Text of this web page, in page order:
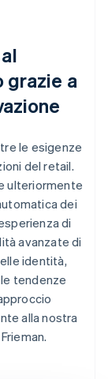
grazie a
le esigenze
del retail.
ulteriormente
dei
di
avanzate di
identità,
tendenze
alla nostra